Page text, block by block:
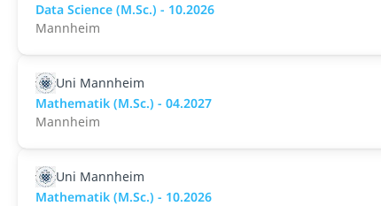
Data Science (M.Sc.) - 10.2026
Mannheim
Uni Mannheim
Mathematik (M.Sc.) - 04.2027
Mannheim
Uni Mannheim
Mathematik (M.Sc.) - 10.2026